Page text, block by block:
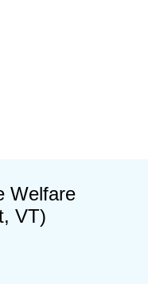
Welfare
VT)